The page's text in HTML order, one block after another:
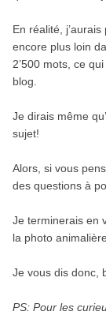
En réalité,
encore plus loin
2’500 mots, ce
blog.
Je dirais même
sujet!
Alors, si vous
des questions à
Je terminerais en
la photo
Je vous dis donc,
PS: Pour les